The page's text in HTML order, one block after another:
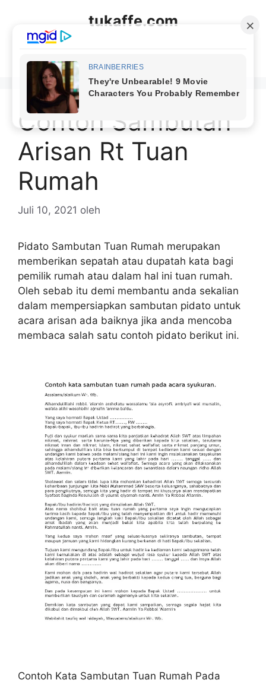
tukaffe.com
Contoh Sambutan
Arisan Rt Tuan
Rumah
Juli 10, 2021 oleh
Pidato Sambutan Tuan Rumah merupakan
memberikan sepatah atau dupatah kata bagi
pemilik rumah atau dalam hal ini tuan rumah.
Oleh sebab itu demi membantu anda sekalian
dalam mempersiapkan sambutan pidato untuk
acara arisan ada baiknya jika anda mencoba
membaca salah satu contoh pidato berikut ini.
Contoh Kata Sambutan Tuan Rumah Pada